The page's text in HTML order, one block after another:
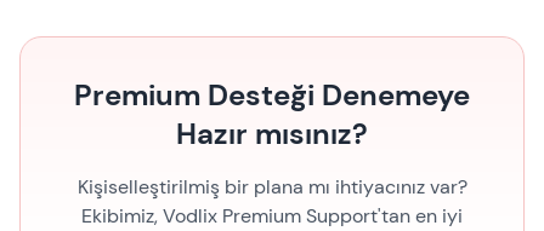
Premium Desteği Denemeye
Hazır mısınız?
Kişiselleştirilmiş bir plana mı ihtiyacınız var?
Ekibimiz, Vodlix Premium Support'tan en iyi